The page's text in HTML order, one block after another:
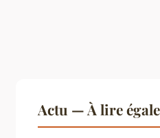
Actu — À lire